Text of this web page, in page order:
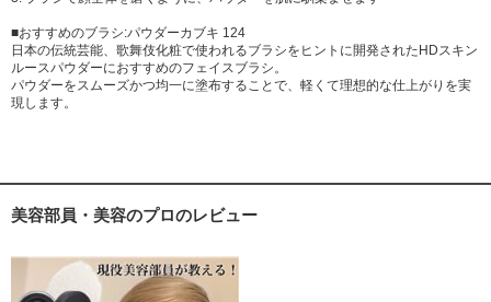
■おすすめのブラシ:パウダーカブキ 124
日本の伝統芸能、歌舞伎化粧で使われるブラシをヒントに開発されたHDスキン
ルースパウダーにおすすめのフェイスブラシ。
パウダーをスムーズかつ均一に塗布することで、軽くて理想的な仕上がりを実
現します。
美容部員・美容のプロのレビュー